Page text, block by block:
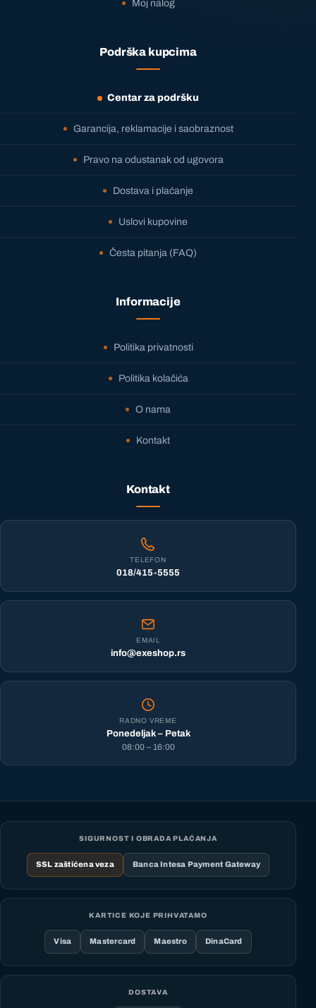
Moj nalog
Podrška kupcima
Centar za podršku
Garancija, reklamacije i saobraznost
Pravo na odustanak od ugovora
Dostava i plaćanje
Uslovi kupovine
Česta pitanja (FAQ)
Informacije
Politika privatnosti
Politika kolačića
O nama
Kontakt
Kontakt
TELEFON
018/415-5555
EMAIL
info@exeshop.rs
RADNO VREME
Ponedeljak – Petak
08:00 – 16:00
SIGURNOST I OBRADA PLAĆANJA
SSL zaštićena veza Banca Intesa Payment Gateway
KARTICE KOJE PRIHVATAMO
Visa Mastercard Maestro DinaCard
DOSTAVA